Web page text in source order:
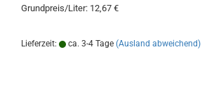
Grundpreis/Liter: 12,67 €
Lieferzeit: ca. 3-4 Tage (Ausland abweichend)